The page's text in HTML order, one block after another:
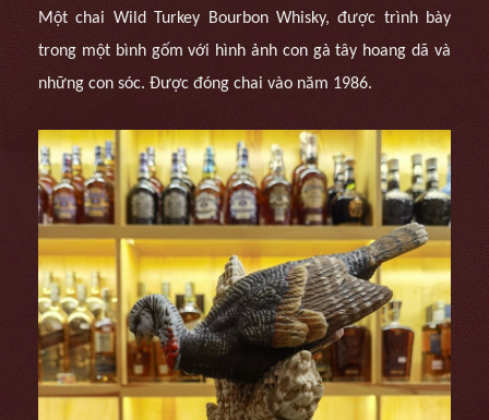
Một chai Wild Turkey Bourbon Whisky, được trình bày
trong một bình gốm với hình ảnh con gà tây hoang dã và
những con sóc. Được đóng chai vào năm 1986.